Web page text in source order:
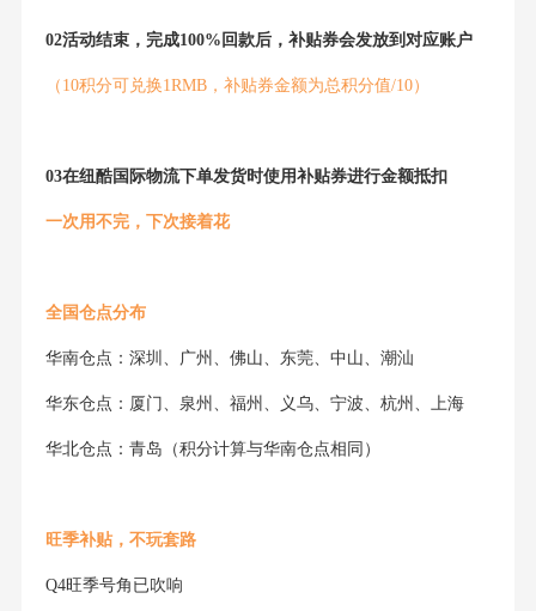
02活动结束，完成100%回款后，补贴券会发放到对应账户
（10积分可兑换1RMB，补贴券金额为总积分值/10）
03在纽酷国际物流下单发货时使用补贴券进行金额抵扣
一次用不完，下次接着花
全国仓点分布
华南仓点：深圳、广州、佛山、东莞、中山、潮汕
华东仓点：厦门、泉州、福州、义乌、宁波、杭州、上海
华北仓点：青岛（积分计算与华南仓点相同）
旺季补贴，不玩套路
Q4旺季号角已吹响